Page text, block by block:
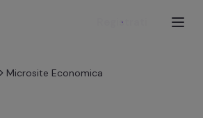
Registrati
Microsite Economica